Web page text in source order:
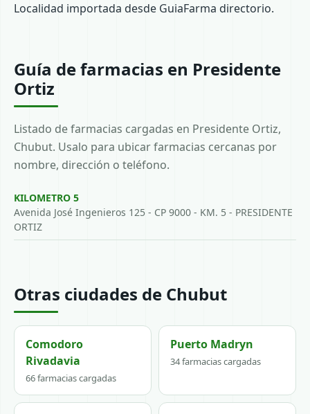
Localidad importada desde GuiaFarma directorio.
Guía de farmacias en Presidente
Ortiz
Listado de farmacias cargadas en Presidente Ortiz,
Chubut. Usalo para ubicar farmacias cercanas por
nombre, dirección o teléfono.
KILOMETRO 5
Avenida José Ingenieros 125 - CP 9000 - KM. 5 - PRESIDENTE
ORTIZ
Otras ciudades de Chubut
Comodoro
Rivadavia
66 farmacias cargadas
Puerto Madryn
34 farmacias cargadas